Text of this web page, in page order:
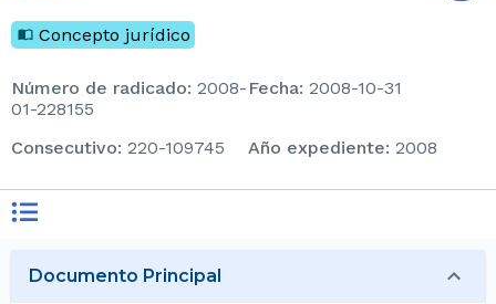
Concepto jurídico
Número de radicado: 2008-
01-228155
Fecha: 2008-10-31
consecutivo: 220-109745 Año expediente: 2008
Documento Principal